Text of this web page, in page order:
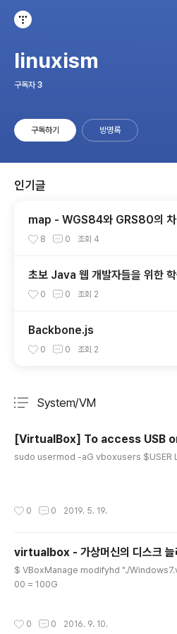
linuxism
구독자 3
구독하기 방명록
인기글
map - WGS84와 GRS80의 차
8 0 조회 4
초보 Java 웹 개발자들을 위한
0 0 조회 2
Backbone.js
0 0 조회 2
System/VM
[VirtualBox] To access USB
sudo usermod -aG vboxusers $USER
0 0 2019. 5. 19.
virtualbox - 가상머신의 디스크 늘
$ VBoxManage modifyhd "./
00 = 100G
0 0 2016. 9. 10.